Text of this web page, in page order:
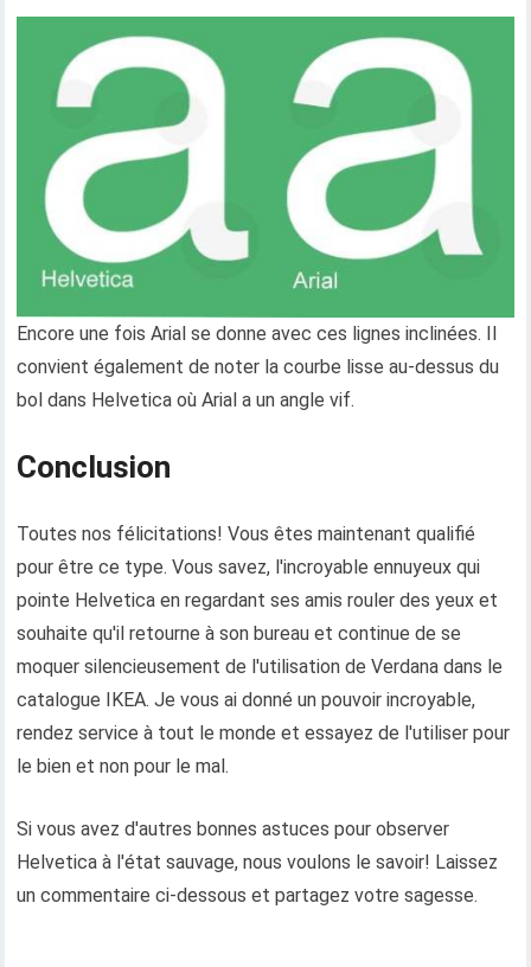
Encore une fois Arial se donne avec ces lignes inclinées. Il
convient également de noter la courbe lisse au-dessus du
bol dans Helvetica où Arial a un angle vif.
Conclusion
Toutes nos félicitations! Vous êtes maintenant qualifié
pour être ce type. Vous savez, l'incroyable ennuyeux qui
pointe Helvetica en regardant ses amis rouler des yeux et
souhaite qu'il retourne à son bureau et continue de se
moquer silencieusement de l'utilisation de Verdana dans le
catalogue IKEA. Je vous ai donné un pouvoir incroyable,
rendez service à tout le monde et essayez de l'utiliser pour
le bien et non pour le mal.
Si vous avez d'autres bonnes astuces pour observer
Helvetica à l'état sauvage, nous voulons le savoir! Laissez
un commentaire ci-dessous et partagez votre sagesse.